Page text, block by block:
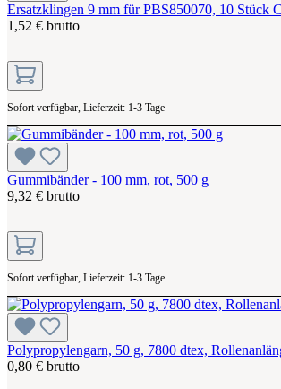
Ersatzklingen 9 mm für PBS850070, 10 Stück
1,52 € brutto
Sofort verfügbar, Lieferzeit: 1-3 Tage
Gummibänder - 100 mm, rot, 500 g
9,32 € brutto
Sofort verfügbar, Lieferzeit: 1-3 Tage
Polypropylengarn, 50 g, 7800 dtex,
0,80 € brutto